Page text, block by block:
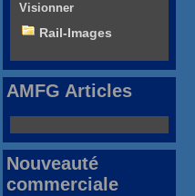
Visionner
Rail-Images
AMFG Articles
Nouveauté
commerciale